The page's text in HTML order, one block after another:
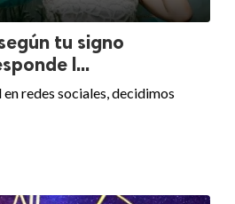
tu signo
l...
redes sociales, decidimos